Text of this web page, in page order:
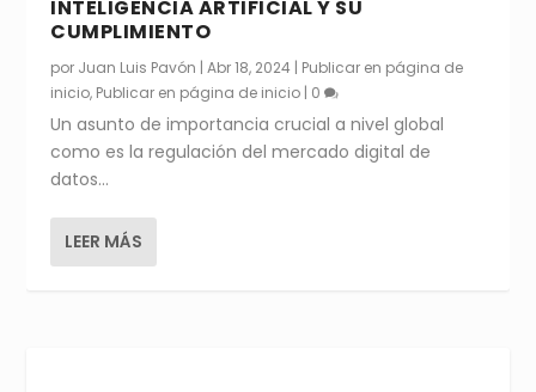
INTELIGENCIA ARTIFICIAL Y SU
CUMPLIMIENTO
por Juan Luis Pavón |Abr 18, 2024 | Publicar en página de
inicio, Publicar en página de inicio | 0
Un asunto de importancia crucial a nivel global
como es la regulación del mercado digital de
datos...
LEER MÁS